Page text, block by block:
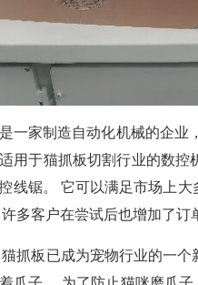
是一家制造自动化机械的企业
用于猫抓板切割行业的数控
线锯。 它可以满足市场上
多客户在尝试后也增加了
抓板已成为宠物行业的一